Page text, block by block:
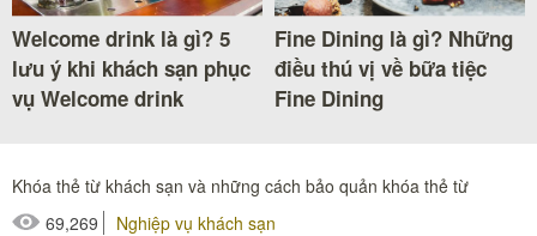
Welcome drink là gì? 5
lưu ý khi khách sạn phục
vụ Welcome drink
Fine Dining là gì? Những
điều thú vị về bữa tiệc
Fine Dining
Khóa thẻ từ khách sạn và những cách bảo quản khóa thẻ từ
69,269
Nghiệp vụ khách sạn